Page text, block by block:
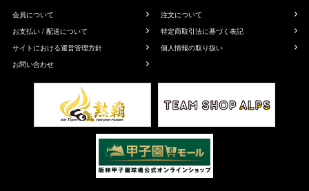
会員について
注文について
お支払い / 配送について
特定商取引法に基づく表記
サイトにおける運営管理方針
個人情報の取り扱い
お問い合わせ